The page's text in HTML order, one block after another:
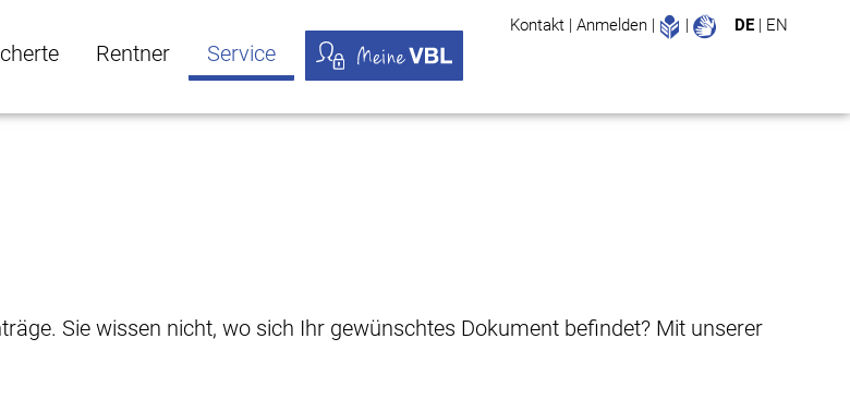
Rentner Service
Kontakt | Anmelden | Leichte Sprache
| DE | EN
Sie wissen nicht, wo sich Ihr gewünschtes Dokument befindet? Mit unserer